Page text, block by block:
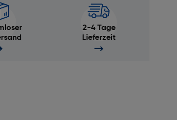
2-4 Tage
Lieferzeit